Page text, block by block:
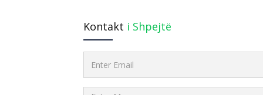
Kontakt i Shpejtë